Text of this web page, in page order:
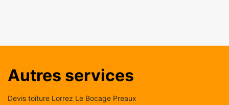
Autres services
Devis toiture Lorrez Le Bocage Preaux